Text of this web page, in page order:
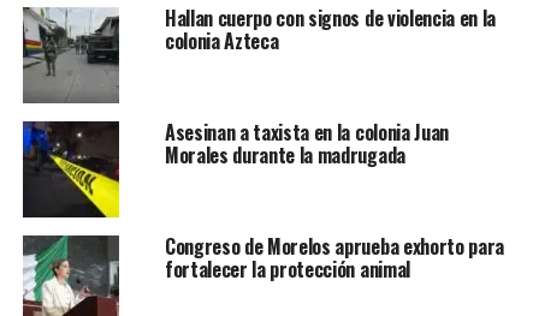
Hallan cuerpo con signos de violencia en la
colonia Azteca
Asesinan a taxista en la colonia Juan
Morales durante la madrugada
Congreso de Morelos aprueba exhorto para
fortalecer la protección animal